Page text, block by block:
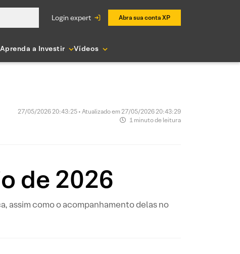
login expert Abra sua conta XP
Aprenda a Investir Vídeos
27/05/2026 20:43:25 • Atualizado em 27/05/2026 20:43:29
1 minuto de leitura
de 2026
assim como o acompanhamento delas no